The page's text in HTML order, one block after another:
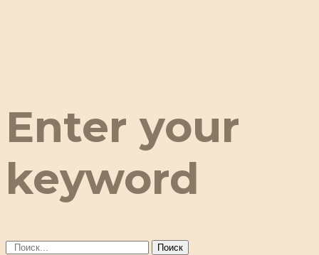
Enter your
keyword
Поиск